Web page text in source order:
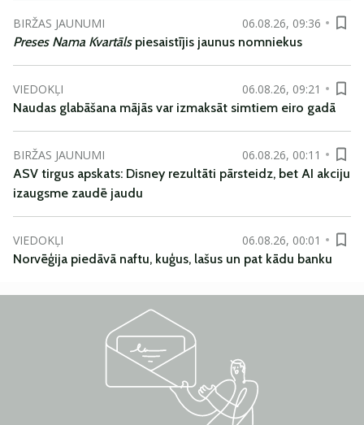
BIRŽAS JAUNUMI
06.08.26, 09:36
Preses Nama Kvartāls piesaistījis jaunus nomniekus
VIEDOKĻI
06.08.26, 09:21
Naudas glabāšana mājās var izmaksāt simtiem eiro gadā
BIRŽAS JAUNUMI
06.08.26, 00:11
ASV tirgus apskats: Disney rezultāti pārsteidz, bet AI akciju
izaugsme zaudē jaudu
VIEDOKĻI
06.08.26, 00:01
Norvēģija piedāvā naftu, kuģus, lašus un pat kādu banku